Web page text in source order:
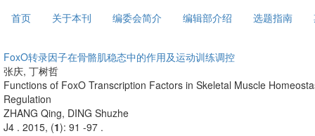
首页
关于本刊 编委会简介 编辑部介绍 选题指南
FoxO转录因子在骨骼肌稳态中的作用及运动训练调控
张庆, 丁树哲
Functions of FoxO Transcription Factors in Skeletal Muscle
Regulation
ZHANG Qing, DING Shuzhe
J4 . 2015, (1): 91 -97 .